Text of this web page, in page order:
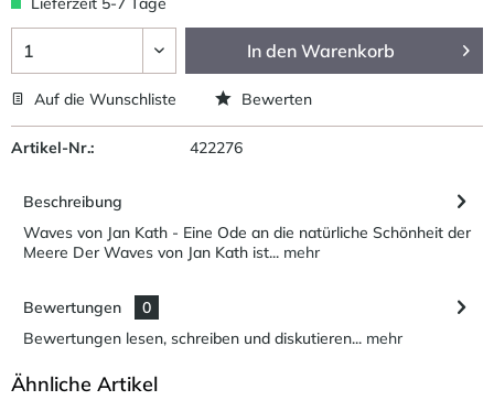
In den Warenkorb
Auf die Wunschliste Bewerten
Artikel-Nr.: 422276
Beschreibung
Waves von Jan Kath - Eine Ode an die natürliche Schönheit der
Meere Der Waves von Jan Kath ist... mehr
Bewertungen
0
Bewertungen lesen, schreiben und diskutieren... mehr
Ähnliche Artikel